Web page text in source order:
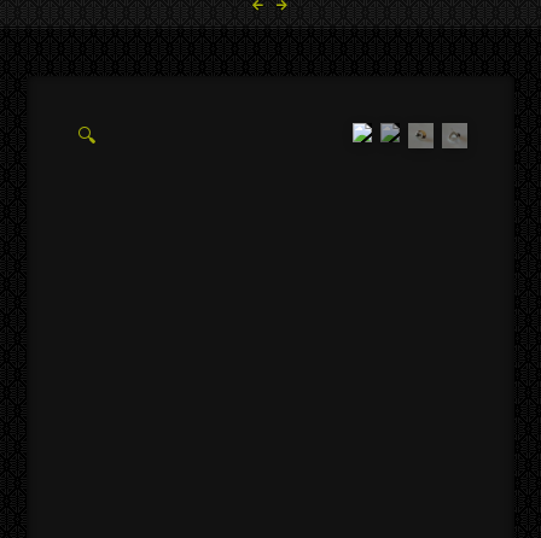
🔍